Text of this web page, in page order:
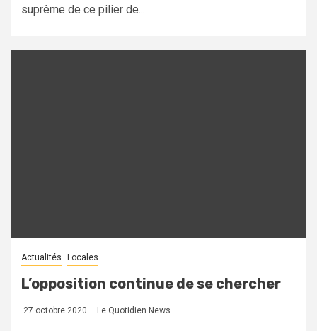
suprême de ce pilier de...
Actualités Locales
L’opposition continue de se chercher
27 octobre 2020 Le Quotidien News